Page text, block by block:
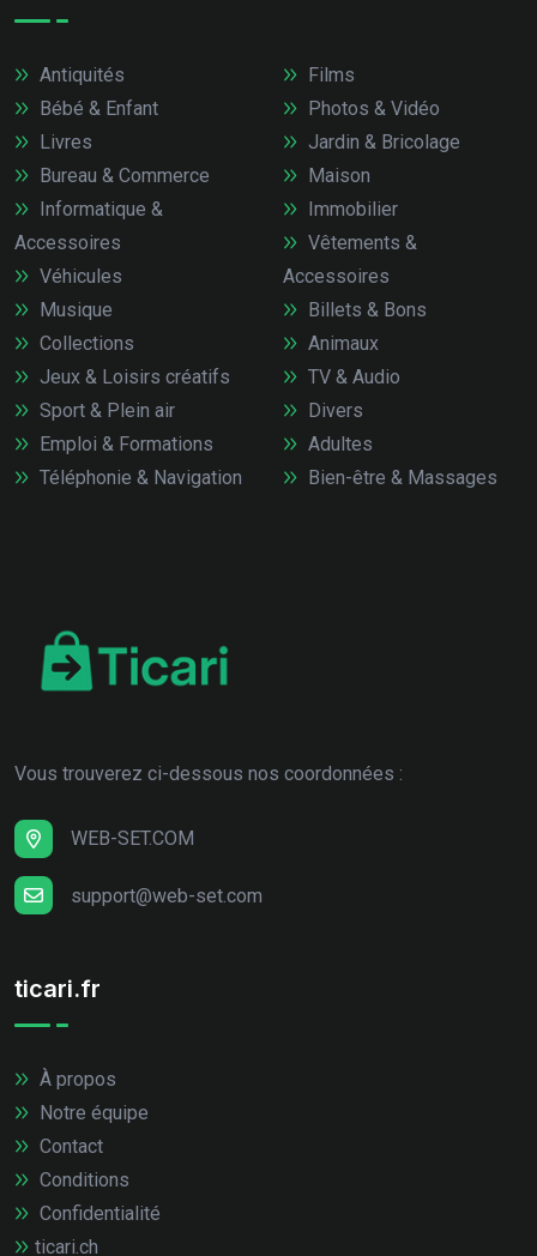
Antiquités
Bébé & Enfant
Livres
Bureau & Commerce
Informatique &
Accessoires
Véhicules
Films
Photos & Vidéo
Jardin & Bricolage
Maison
Immobilier
Vêtements &
Accessoires
Musique
Collections
Jeux & Loisirs créatifs
Sport & Plein air
Emploi & Formations
Téléphonie & Navigation
Billets & Bons
Animaux
TV & Audio
Divers
Adultes
Bien-être & Massages
Vous trouverez ci-dessous nos coordonnées :
WEB-SET.COM
support@web-set.com
ticari.fr
À propos
Notre équipe
Contact
Conditions
Confidentialité
ticari.ch